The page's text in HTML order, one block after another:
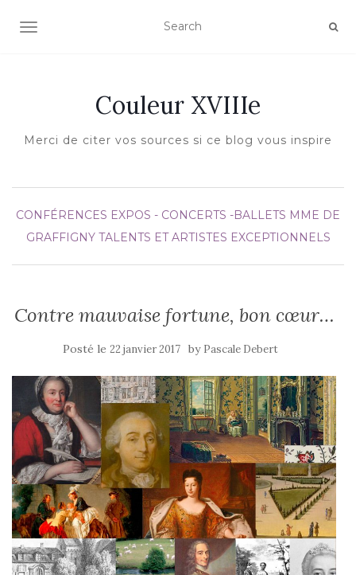
AFFICHER/MASQUER LA NAVIGATION
Couleur XVIIIe
Merci de citer vos sources si ce blog vous inspire
CONFÉRENCES EXPOS - CONCERTS -BALLETS MME DE
GRAFFIGNY TALENTS ET ARTISTES EXCEPTIONNELS
Contre mauvaise fortune, bon cœur…
Posté le 22 janvier 2017 by Pascale Debert